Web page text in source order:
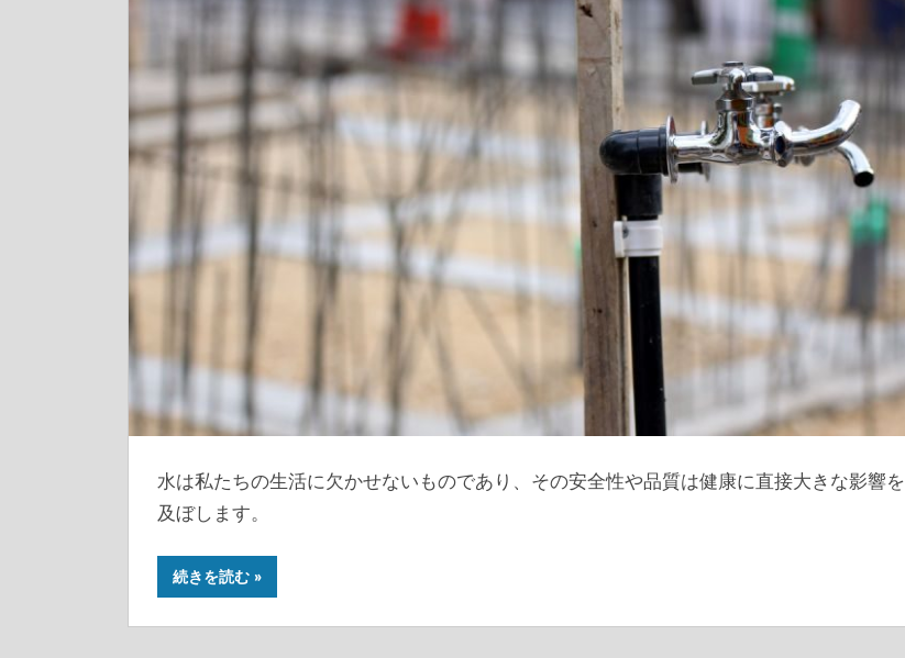
水は私たちの生活に欠かせないものであり、その安全性や品質は健康に直接大きな影響を
及ぼします。
続きを読む